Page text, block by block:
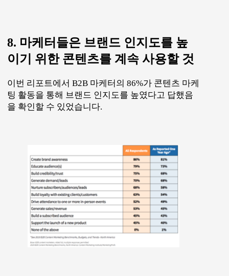
8. 마케터들은 브랜드 인지도를 높
이기 위한 콘텐츠를 계속 사용할 것
이번 리포트에서 B2B 마케터의 86%가 콘텐츠 마케
팅 활동을 통해 브랜드 인지도를 높였다고 답했음
을 확인할 수 있었습니다.